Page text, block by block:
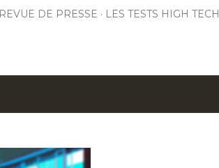
REVUE DE PRESSE LES TESTS HIGH TECH